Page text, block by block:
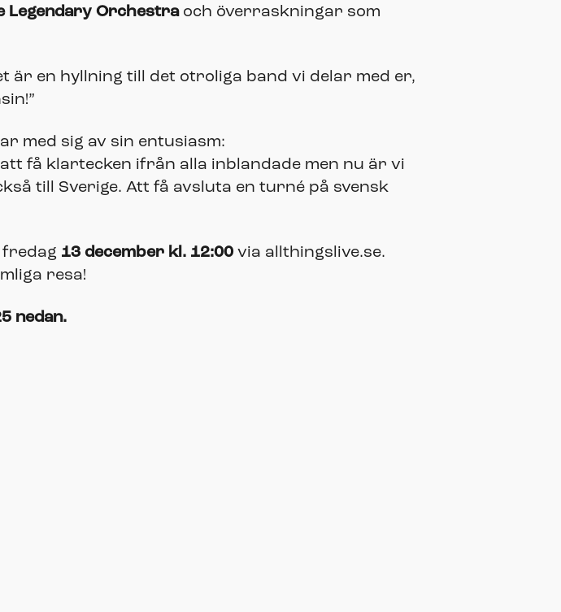
Legendary Orchestraoch överraskningar som
är en hyllning till det otroliga band vi delar med er,
med sig av sin entusiasm:
få klartecken ifrån alla inblandade men nu är vi
till Sverige. Att få avsluta en turné på svensk
fredag 13 december kl. 12:00 via allthingslive.se.
resa!
nedan.